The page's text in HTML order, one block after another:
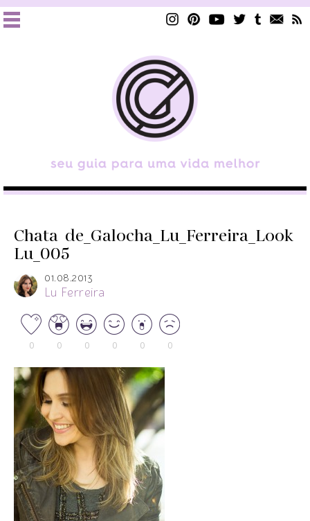
Chata_de_Galocha_Lu_Ferreira_Look
Lu_005
01.08.2013
Lu Ferreira
0 0 0 0 0 0